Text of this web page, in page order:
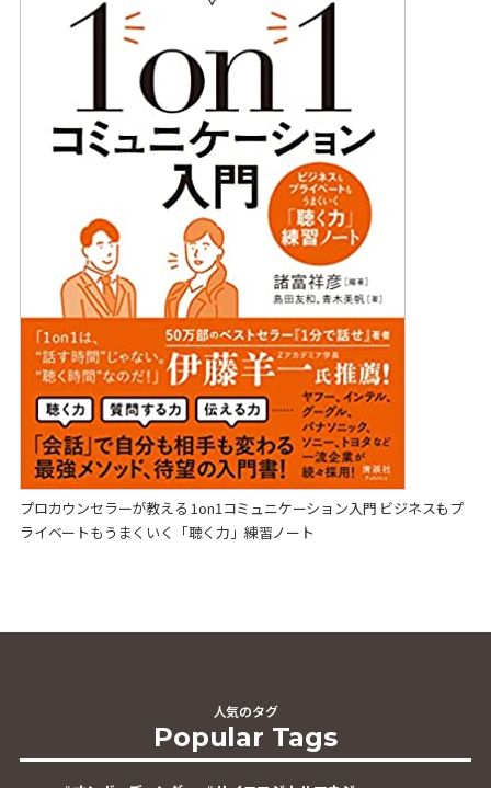
プロカウンセラーが教える 1on1コミュニケーション入門 ビジネスもプ
ライベートもうまくいく「聴く力」練習ノート
人気のタグ
Popular Tags